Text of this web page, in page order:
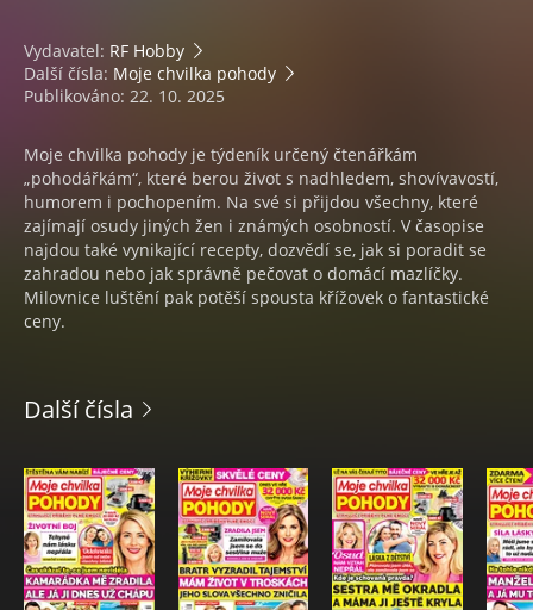
Vydavatel: RF Hobby
Další čísla: Moje chvilka pohody
Publikováno: 22. 10. 2025
Moje chvilka pohody je týdeník určený čtenářkám
„pohodářkám“, které berou život s nadhledem, shovívavostí,
humorem i pochopením. Na své si přijdou všechny, které
zajímají osudy jiných žen i známých osobností. V časopise
najdou také vynikající recepty, dozvědí se, jak si poradit se
zahradou nebo jak správně pečovat o domácí mazlíčky.
Milovnice luštění pak potěší spousta křížovek o fantastické
ceny.
Další čísla